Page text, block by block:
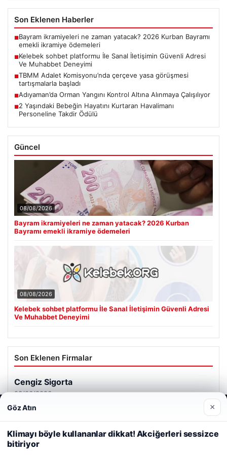
Son Eklenen Haberler
■Bayram ikramiyeleri ne zaman yatacak? 2026 Kurban Bayramı
emekli ikramiye ödemeleri
■Kelebek sohbet platformu İle Sanal İletişimin Güvenli Adresi
Ve Muhabbet Deneyimi
■TBMM Adalet Komisyonu’nda çerçeve yasa görüşmesi
tartışmalarla başladı
■Adıyaman’da Orman Yangını Kontrol Altına Alınmaya Çalışılıyor
■2 Yaşındaki Bebeğin Hayatını Kurtaran Havalimanı
Personeline Takdir Ödülü
Güncel
08/08/2026
Bayram ikramiyeleri ne zaman yatacak? 2026 Kurban
Bayramı emekli ikramiye ödemeleri
08/08/2026
Kelebek sohbet platformu İle Sanal İletişimin Güvenli Adresi
Ve Muhabbet Deneyimi
Son Eklenen Firmalar
Cengiz Sigorta
23/06/2026
Web sitemizi nasıl kullandığınızı daha iyi anlayabilmek,
deneyiminizi kişiselleştirmek ve geliştirmek amacıyla çerezler
kullanıyoruz.
Çerez Politikamız
Reddet
Göz Atın ×
Klimayı böyle kullananlar dikkat! Akciğerleri sessizce
bitiriyor